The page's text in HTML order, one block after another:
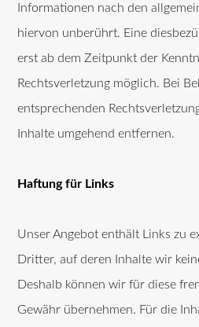
Informationen nach den
hiervon unberührt. Eine
erst ab dem Zeitpunkt der
Rechtsverletzung möglich. Bei
entsprechenden
Inhalte umgehend entfernen.
Haftung für Links
Unser Angebot enthält Links zu
Dritter, auf deren Inhalte wir
Deshalb können wir für diese
Gewähr übernehmen. Für die